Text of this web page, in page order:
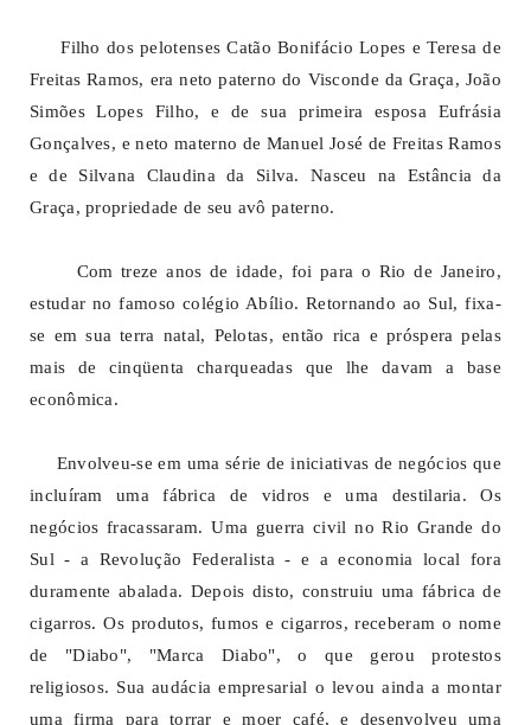
Filho dos pelotenses Catão Bonifácio Lopes e Teresa de
Freitas Ramos, era neto paterno do Visconde da Graça, João
Simões Lopes Filho, e de sua primeira esposa Eufrásia
Gonçalves, e neto materno de Manuel José de Freitas Ramos
e de Silvana Claudina da Silva. Nasceu na Estância da
Graça, propriedade de seu avô paterno.
Com treze anos de idade, foi para o Rio de Janeiro,
estudar no famoso colégio Abílio. Retornando ao Sul, fixa-
se em sua terra natal, Pelotas, então rica e próspera pelas
mais de cinqüenta charqueadas que lhe davam a base
econômica.
Envolveu-se em uma série de iniciativas de negócios que
incluíram uma fábrica de vidros e uma destilaria. Os
negócios fracassaram. Uma guerra civil no Rio Grande do
Sul - a Revolução Federalista - e a economia local fora
duramente abalada. Depois disto, construiu uma fábrica de
cigarros. Os produtos, fumos e cigarros, receberam o nome
de "Diabo", "Marca Diabo", o que gerou protestos
religiosos. Sua audácia empresarial o levou ainda a montar
uma firma para torrar e moer café, e desenvolveu uma